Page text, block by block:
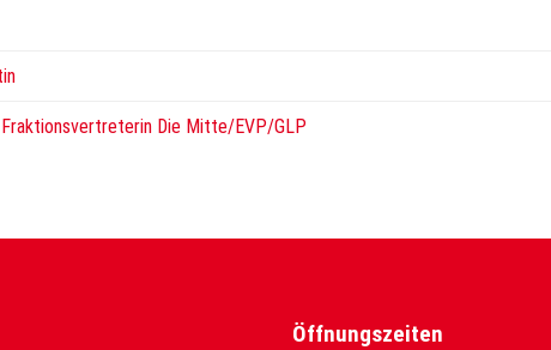
Fraktionsvertreterin Die Mitte/EVP/GLP
Öffnungszeiten